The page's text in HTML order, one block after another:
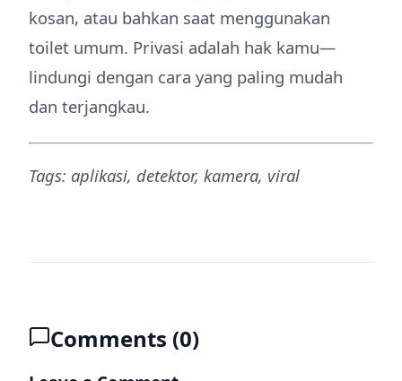
kosan, atau bahkan saat menggunakan
toilet umum. Privasi adalah hak kamu—
lindungi dengan cara yang paling mudah
dan terjangkau.
Tags: aplikasi, detektor, kamera, viral
Comments (0)